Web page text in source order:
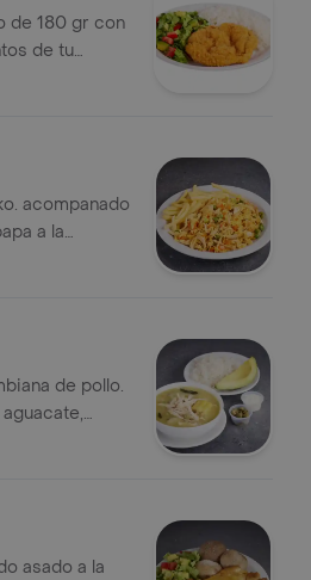
de 180 gr con
de tu
mostaza
acompanado
a la
de tomate
de pollo.
asado a la